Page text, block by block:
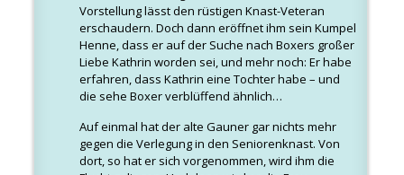
Vorstellung lässt den rüstigen Knast-Veteran
erschaudern. Doch dann eröffnet ihm sein Kumpel
Henne, dass er auf der Suche nach Boxers großer
Liebe Kathrin worden sei, und mehr noch: Er habe
erfahren, dass Kathrin eine Tochter habe – und
die sehe Boxer verblüffend ähnlich…
Auf einmal hat der alte Gauner gar nichts mehr
gegen die Verlegung in den Seniorenknast. Von
dort, so hat er sich vorgenommen, wird ihm die